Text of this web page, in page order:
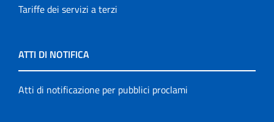
Tariffe dei servizi a terzi
ATTI DI NOTIFICA
Atti di notificazione per pubblici proclami